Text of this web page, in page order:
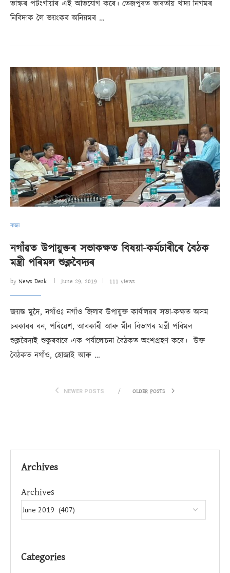
ভাস্কৰ পটংগীয়াৰ এই অভিযোগ কৰে। তেজপুৰত ভাৰতীয় খাদ্য নিগমৰ
নিবিদাক লৈ ভয়ংকৰ অনিয়মৰ …
ৰাজ্য
নগাঁৱত উপায়ুক্তৰ সভাকক্ষত বিষয়া-কৰ্মচাৰীৰে বৈঠক
মন্ত্ৰী পৰিমল শুক্লবৈদ্যৰ
by News Desk June 29, 2019 111 views
জয়ন্ত মুদৈ, নগাঁওঃ নগাঁও জিলাৰ উপায়ুক্ত কাৰ্যালয়ৰ সভা-কক্ষত অসম
চৰকাৰৰ বন, পৰিৱেশ, আবকাৰী আৰু মীন বিভাগৰ মন্ত্ৰী পৰিমল
শুক্লবৈদ্যই শুকুৰবাৰে এক পৰ্যালোচনা বৈঠকত অংশগ্ৰহণ কৰে। উক্ত
বৈঠকত নগাঁও, হোজাই আৰু …
NEWER POSTS OLDER POSTS
Archives
Archives
Categories